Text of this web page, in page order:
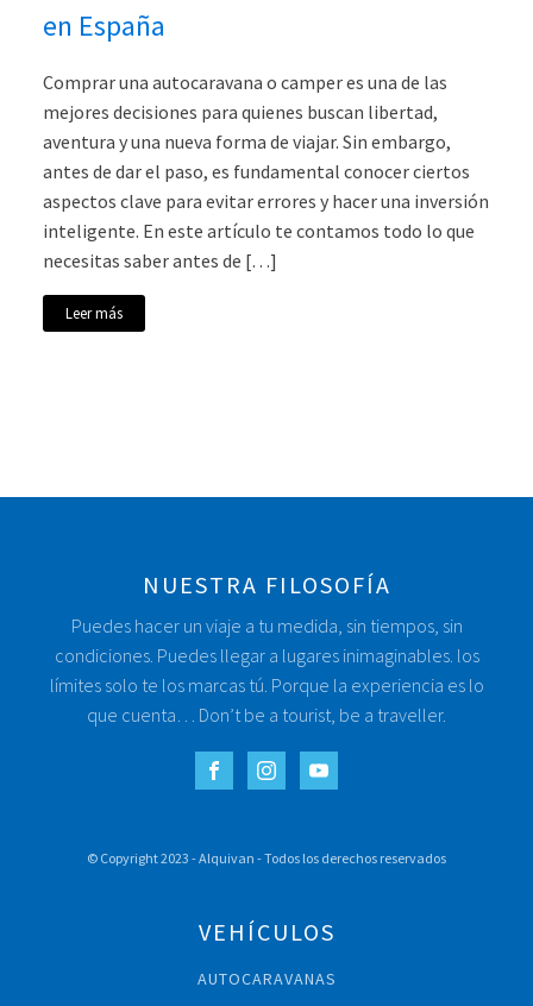
en España
Comprar una autocaravana o camper es una de las
mejores decisiones para quienes buscan libertad,
aventura y una nueva forma de viajar. Sin embargo,
antes de dar el paso, es fundamental conocer ciertos
aspectos clave para evitar errores y hacer una inversión
inteligente. En este artículo te contamos todo lo que
necesitas saber antes de […]
Leer más
NUESTRA FILOSOFÍA
Puedes hacer un viaje a tu medida, sin tiempos, sin
condiciones. Puedes llegar a lugares inimaginables. los
límites solo te los marcas tú. Porque la experiencia es lo
que cuenta… Don’t be a tourist, be a traveller.
© Copyright 2023 - Alquivan - Todos los derechos reservados
VEHÍCULOS
AUTOCARAVANAS